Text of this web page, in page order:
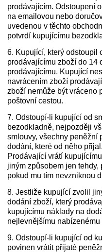
prodávajícím. Odstoupení
na emailovou nebo
uvedenou v těchto
potvrdí kupujícímu
6. Kupující, který odstoupil
prodávajícímu zboží do 14
prodávajícímu. Kupující
navrácením zboží
zboží nemůže být vráceno
poštovní cestou.
7. Odstoupí-li kupující od
bezodkladně, nejpozději
smlouvy, všechny peněžní
dodání, které od něho
Prodávající vrátí
jiným způsobem jen
pokud mu tím nevzniknou
8. Jestliže kupující zvolil
dodání zboží, který
kupujícímu náklady na
nejlevnějšímu
9. Odstoupí-li kupující od
povinen vrátit přijaté